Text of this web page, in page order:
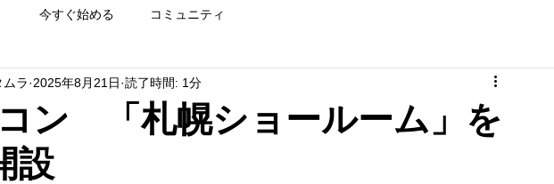
今すぐ始める コミュニティ
ン 「札幌ショールーム」を
設
ラ 2025年8月21日 読了時間: 1分